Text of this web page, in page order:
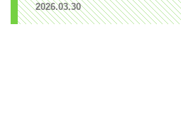
2026.03.30